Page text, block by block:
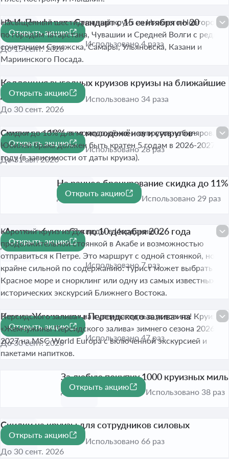
«Ф.И. Панферов» Стандарт с 15 сентября по 20
сентября 2026 года
До 15 сент. 2026
Насыщенный шестидневный круиз из Нижнего Новгорода
по городам Татарстана, Чувашии и Средней Волги с редким
сочетанием Свияжска, Самары, Ульяновска, Казани и
Мариинского Посада.
Открыть акцию
Использовано 4 раза
Коллекция выгодных круизов круизы на ближайшие
дни
До 30 сент. 2026
Открыть акцию
Использовано 34 раза
Скидки до 10% для молодожёнов и супругов-
юбиляров
До 31 авг. 2026
Скидки до 10% для молодожёнов и супругов-юбиляров.
Юбилей брака должен быть кратен 5 годам в 2026-2027
году (в зависимости от даты круиза).
Открыть акцию
Использовано 28 раз
-11%
На раннее бронирование скидка до 11%
До 31 дек. 2026
Открыть акцию
Использовано 29 раз
«Aroya» с 6 декабря по 10 декабря 2026 года
До 6 дек. 2026
Короткий круиз из Джидды в Иорданию с
продолжительной стоянкой в Акабе и возможностью
отправиться к Петре. Это маршрут с одной стоянкой, но
крайне сильной по содержанию: турист может выбрать
Красное море и снорклинг или одну из самых известных
исторических экскурсий Ближнего Востока.
Открыть акцию
Использовано 7 раз
Круиз «Жемчужины Персидского залива» на
выгодных условиях
До 30 сент. 2026
Персидского залива» на супервыгодных условиях! Круиз
«Жемчужины Персидского залива» зимнего сезона 2026-
2027 на MSC World Europa с включенной экскурсией и
пакетами напитков.
Открыть акцию
Использовано 47 раз
За любую покупку 1000 круизных миль
До 30 сент. 2026
Открыть акцию
Использовано 38 раз
-10%
Скидки на круизы для сотрудников силовых
ведомств
До 30 сент. 2026
Открыть акцию
Использовано 66 раз